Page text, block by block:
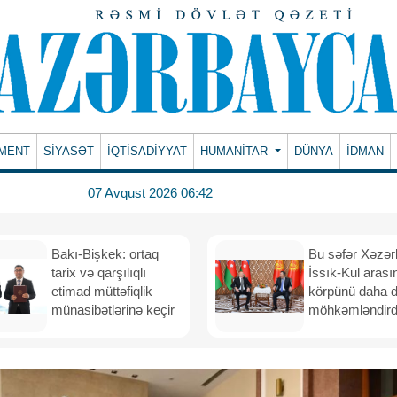
SİYASƏT İQTİSADİYYAT HUMANITAR DÜNYA İDMAN
07 Avqust 2026 06:42
Bakı-Bişkek: ortaq
tarix və qarşılıqlı
etimad müttəfiqlik
münasibətlərinə keçir
Bu səfər
İssık-Kul
körpünü daha